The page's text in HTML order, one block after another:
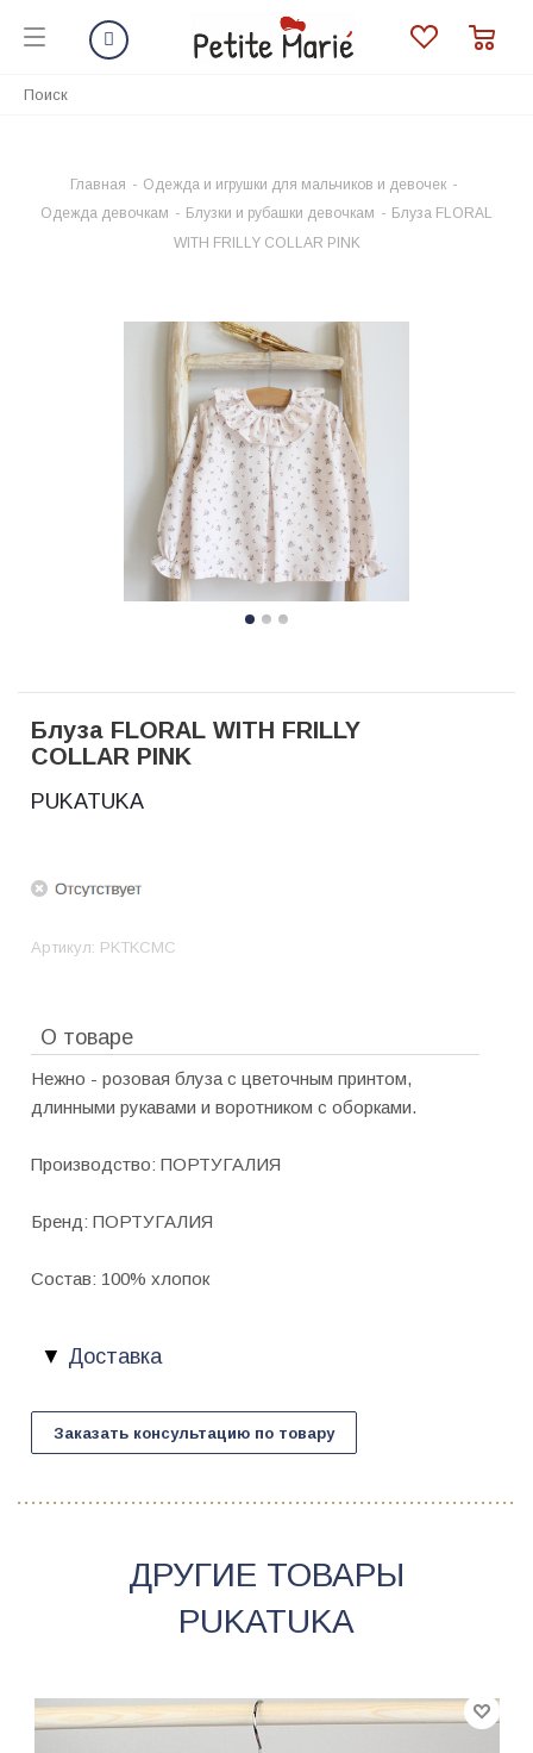
Главная - Одежда и игрушки для мальчиков и девочек -
Одежда девочкам - Блузки и рубашки девочкам - Блуза FLORAL
WITH FRILLY COLLAR PINK
Блуза FLORAL WITH FRILLY
COLLAR PINK
PUKATUKA
Артикул: PKTKCMC
О товаре
Нежно - розовая блуза с цветочным принтом,
длинными рукавами и воротником с оборками.
Производство: ПОРТУГАЛИЯ
Бренд: ПОРТУГАЛИЯ
Состав: 100% хлопок
Доставка
Заказать консультацию по товару
ДРУГИЕ ТОВАРЫ
PUKATUKA